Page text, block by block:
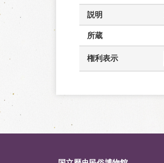
説明
所蔵
権利表示